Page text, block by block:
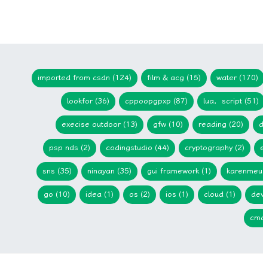
imported from csdn (124) film & acg (15) water (170)
lookfor (36) cppoopgpxp (87) lua，script (51)
execise outdoor (13) gfw (10) reading (20)
psp nds (2) codingstudio (44) cryptography (2)
sns (35) ninayan (35) gui framework (1)
go (10) idea (1) os (2) ios (1) cloud (1)